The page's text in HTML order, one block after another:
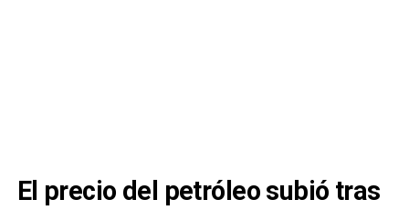
El precio del petróleo subió tras